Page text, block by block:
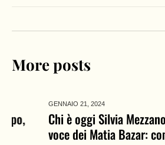
More posts
GENNAIO 21,2024
Chi è oggi Silvia Mezzanotte,
voce dei Matia Bazar: